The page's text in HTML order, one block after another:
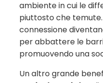
ambiente in cui le
piuttosto che
connessione
per abbattere le
promuovendo una
Un altro grande